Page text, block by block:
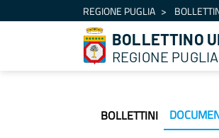
Salta al contenutoREGIONE PUGLIA
BOLLETTINO
REGIONE PUGLIA
BOLLETTINI